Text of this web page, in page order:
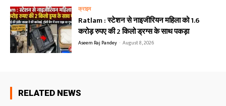
क्राइम
Ratlam : स्टेशन से नाइजीरियन महिला को 1.6
करोड़ रुपए की 2 किलो ड्रग्स के साथ पकड़ा
Aseem Raj Pandey - August 8, 2026
RELATED NEWS